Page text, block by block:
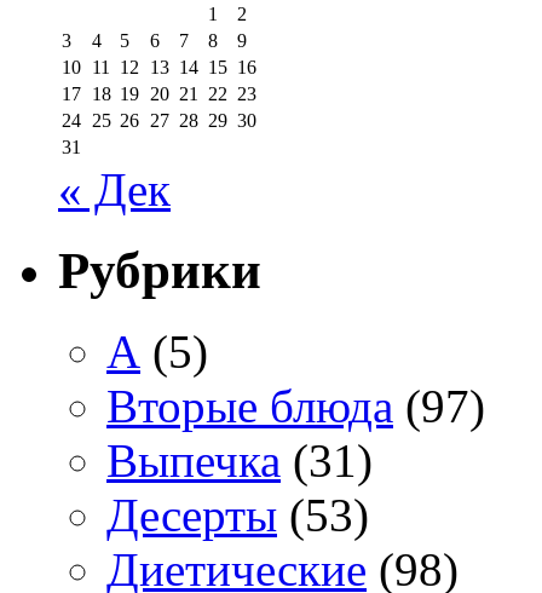
1
2
3
4 5 6 7 8
9
10 11 12 13 14 15 16
17 18 19 20 21 22 23
24 25 26 27 28 29 30
31
« Дек
Рубрики
А (5)
Вторые блюда (97)
Выпечка (31)
Десерты (53)
Диетические (98)